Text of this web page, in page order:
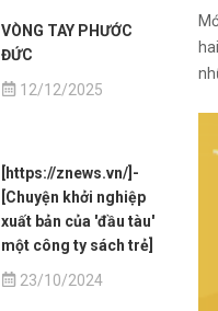
VÒNG TAY PHƯỚC
ĐỨC
12/12/2025
[https://znews.vn/]-
[Chuyện khởi nghiệp
xuất bản của 'đầu tàu'
một công ty sách trẻ]
23/10/2024